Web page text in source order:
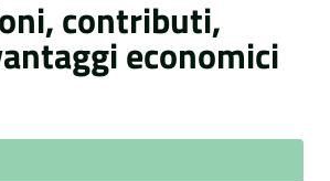
contributi,
economici